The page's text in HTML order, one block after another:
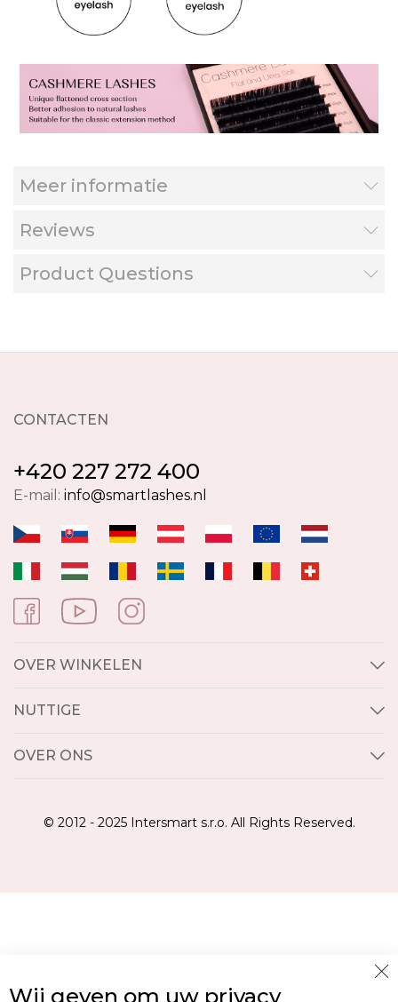
Meer informatie
Reviews
Product Questions
CONTACTEN
+420 227 272 400
E-mail: info@smartlashes.nl
OVER WINKELEN
NUTTIGE
OVER ONS
© 2012 - 2025 Intersmart s.r.o. All Rights Reserved.
Wij geven om uw privacy